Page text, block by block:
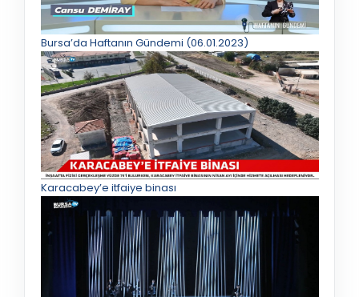
Bursa’da Haftanın Gündemi (06.01.2023)
Karacabey’e itfaiye binası